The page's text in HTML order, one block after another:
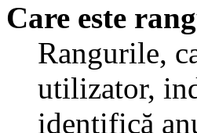
Care este
Rangurile,
utilizator,
identifică